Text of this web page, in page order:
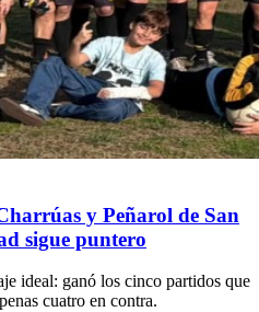
y Peñarol de San
sigue puntero
ideal: ganó los cinco partidos que
cuatro en contra.